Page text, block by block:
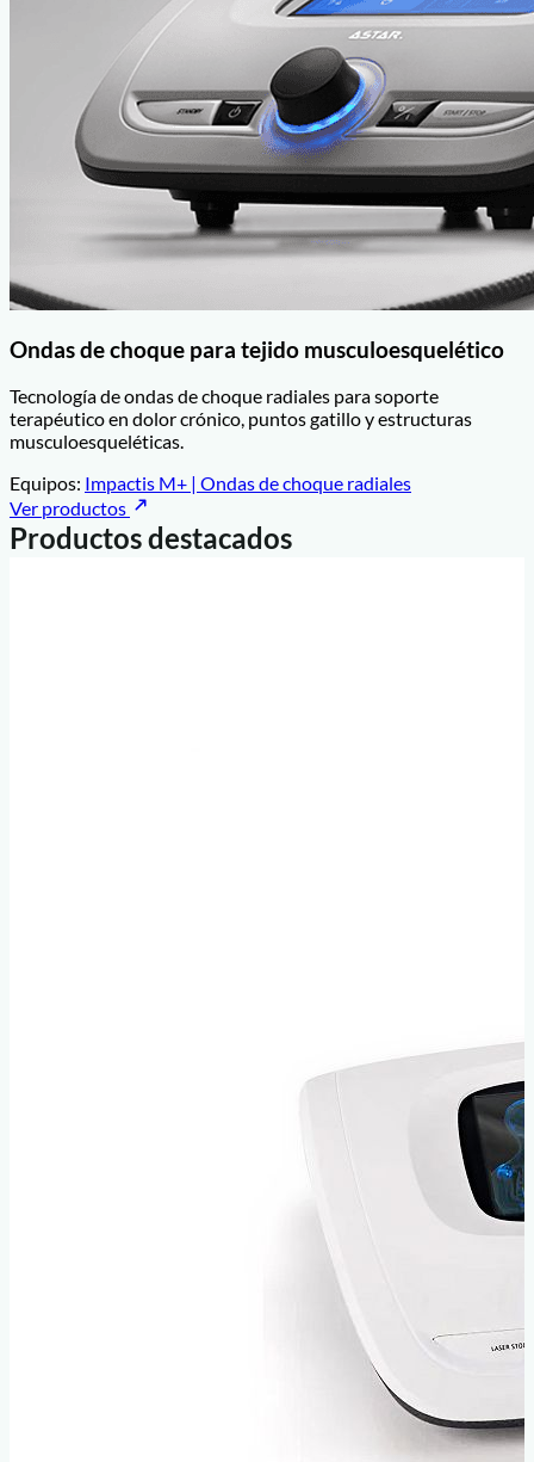
Ondas de choque para tejido musculoesquelético
Tecnología de ondas de choque radiales para soporte
terapéutico en dolor crónico, puntos gatillo y estructuras
musculoesqueléticas.
Equipos: Impactis M+ | Ondas de choque radiales
Ver productos
Productos destacados